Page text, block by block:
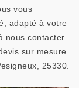
vous
adapté à votre
nous contacter
sur mesure
25330.